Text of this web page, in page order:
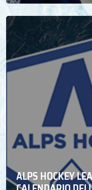
ALPS HOCKEY